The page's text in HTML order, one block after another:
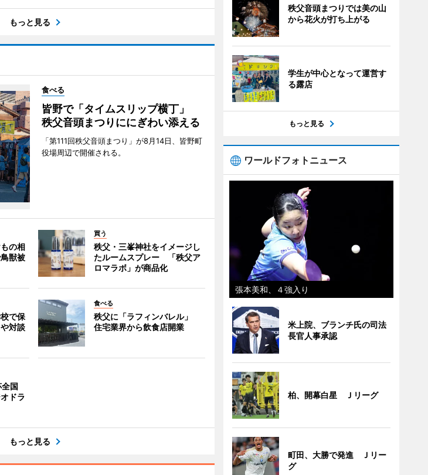
もっと見る
食べる
皆野で「タイムスリップ横丁」
秩父音頭まつりににぎわい添える
「第111回秩父音頭まつり」が8月14日、皆野町
役場周辺で開催される。
の相
獣被
買う
秩父・三峯神社をイメージし
たルームスプレー 「秩父ア
ロマラボ」が商品化
で保
対談
食べる
秩父に「ラフィンバレル」
住宅業界から飲食店開業
国
ドラ
もっと見る
秩父音頭まつりでは美の山
から花火が打ち上がる
学生が中心となって運営す
る露店
もっと見る
ワールドフォトニュース
張本美和、４強入り
米上院、ブランチ氏の司法
長官人事承認
柏、開幕白星 Ｊリーグ
町田、大勝で発進 Ｊリー
グ